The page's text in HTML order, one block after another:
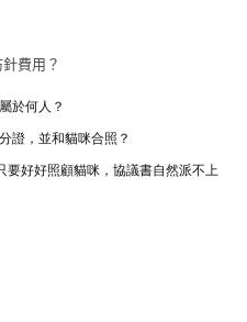
費用？
於何人？
證，並和貓咪合照？
要好好照顧貓咪，協議書自然派不上